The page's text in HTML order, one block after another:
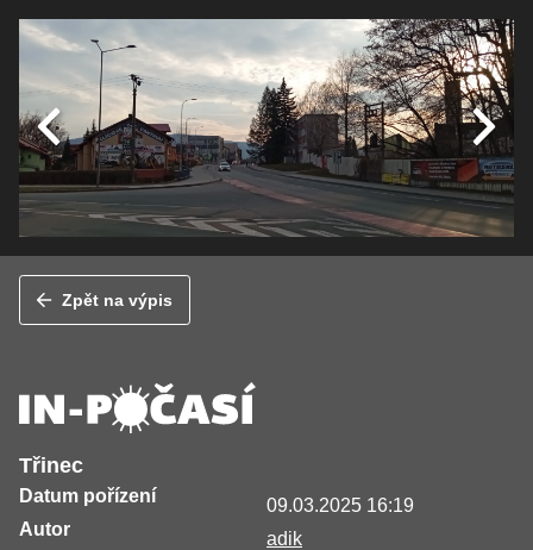
Zpět na výpis
Třinec
Datum pořízení
09.03.2025 16:19
Autor
adik